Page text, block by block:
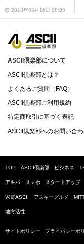
2018年03月16日 08:00
ASCII倶楽部について
ASCII倶楽部とは？
よくあるご質問（FAQ）
ASCII倶楽部ご利用規約
特定商取引に基づく表記
ASCII倶楽部へのお問い合
TOP ASCII倶楽部 ビジネス
アキバ スマホ スタートアップ
家電ASCII アスキーグルメ
地方活性
サイトポリシー プライバシーポ